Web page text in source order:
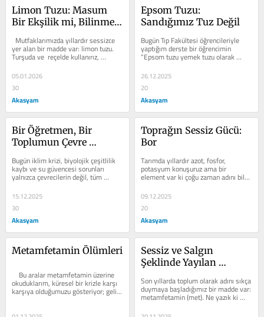
Limon Tuzu: Masum
Bir Ekşilik mi, Bilinmesi
Mutfaklarımızda yıllardır sessizce
yer alan bir madde var: limon tuzu.
Turşuda ve  reçelde kullanırız,
çorbaya katarız...
05.01.2026
30
Akasyam
Epsom Tuzu:
Sandığımız Tuz Değil
Bugün Tıp Fakültesi öğrencileriyle
yaptığım derste bir öğrencimin
“Epsom tuzu yemek tuzu olarak
kullanılabilir mi?” sorusu, bu
haftaki...
26.12.2025
20
Akasyam
Bir Öğretmen, Bir
Toplumun Çevre
Bugün iklim krizi, biyolojik çeşitlilik
kaybı ve su güvencesi sorunları
yalnızca çevrecilerin değil, tüm
toplumun ortak gündemidir. Bu çok...
15.12.2025
30
Akasyam
Toprağın Sessiz Gücü:
Bor
Tarımda yıllardır azot, fosfor,
potasyum konuşuruz ama bir
element var ki çoğu zaman adını bile
unuturuz: Bor. Oysa bor, bitkiler için
çok...
09.12.2025
20
Akasyam
Metamfetamin Ölümleri
Bu aralar metamfetamin üzerine
okuduklarım, küresel bir krizle karşı
karşıya olduğumuzu gösteriyor; gelin
bu korkutucu verileri...
Sessiz ve Salgın
Şeklinde Yayılan
Tehlikesi
Son yıllarda toplum olarak adını sıkça
duymaya başladığımız bir madde var:
metamfetamin (met). Ne yazık ki
beynin kimyasını altüst eden,...